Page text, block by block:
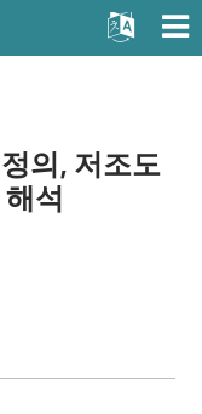
의, 저조도
석